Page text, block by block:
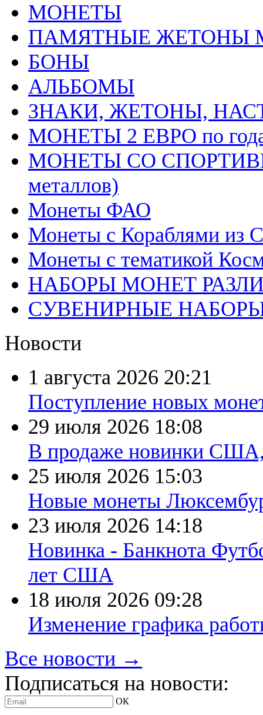
MОНЕТЫ
ПАМЯТНЫЕ ЖЕТОНЫ
БОНЫ
АЛЬБОМЫ
ЗНАКИ, ЖЕТОНЫ,
МОНЕТЫ 2 ЕВРО по
МОНЕТЫ СО
металлов)
Монеты ФАО
Монеты с Кораблями из
Монеты с тематикой
НАБОРЫ МОНЕТ
СУВЕНИРНЫЕ
Новости
1 августа 2026 20:21
Поступление новых
29 июля 2026 18:08
В продаже новинки
25 июля 2026 15:03
Новые монеты
23 июля 2026 14:18
Новинка - Банкнота
лет США
18 июля 2026 09:28
Изменение графика
Все новости →
Подписаться на новости:
ОК